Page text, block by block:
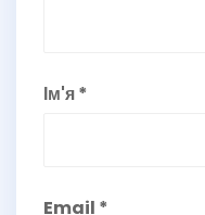
Ім'я*
Email *